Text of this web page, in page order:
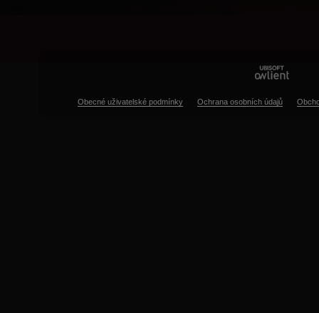
Obecné uživatelské podmínky Ochrana osobních údajů